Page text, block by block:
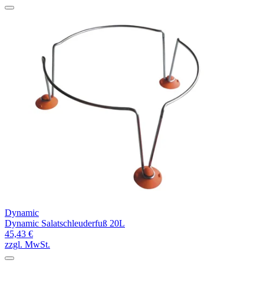
Dynamic
Dynamic Salatschleuderfuß 20L
45,43 €
zzgl. MwSt.